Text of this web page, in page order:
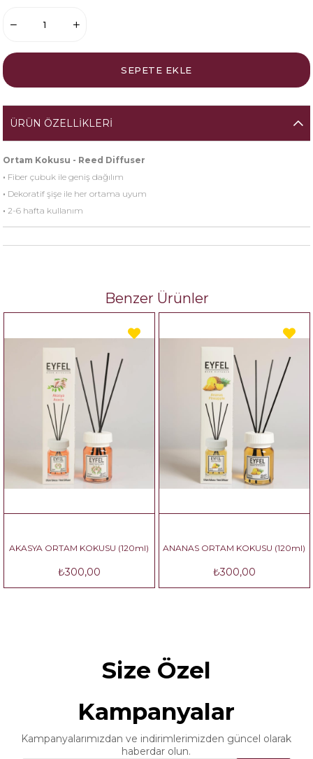
ÜRÜN ÖZELLIKLERI
Ortam Kokusu - Reed Diffuser
· Fiber çubuk ile geniş dağılım
· Dekoratif şişe ile her ortama uyum
· 2-6 hafta kullanım
Benzer Ürünler
AKASYA ORTAM KOKUSU (120ml)
₺300,00
ANANAS ORTAM KOKUSU (120ml)
₺300,00
Size Özel
Kampanyalar
Kampanyalarımızdan ve indirimlerimizden güncel olarak
haberdar olun.